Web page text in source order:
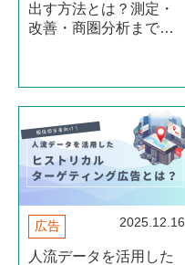
出す方法とは？測定・
改善・商圏分析まで解
広告 2025.12.16
人流データを活用した